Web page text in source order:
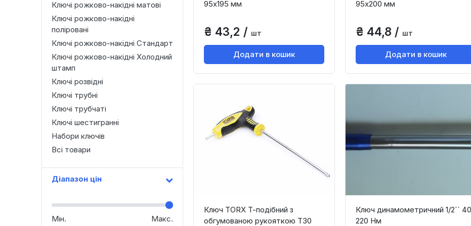
Ключі рожково-накідні матові
Ключі рожково-накідні
поліровані
Ключі рожково-накідні Стандарт
Ключі рожково-накідні Холодний
штамп
Ключі розвідні
Ключі трубні
Ключі трубчаті
Ключі шестигранні
Набори ключів
Всі товари
Діапазон цін
Мін. Макс.
95х195 мм
₴ 43,2 / шт
Додати в кошик
95х200 мм
₴ 44,8 / шт
Додати в кошик
Ключ TORX Т-подібний з
обгумованою рукояткою Т30
Ключ динамометричний 1/2``
220 Нм